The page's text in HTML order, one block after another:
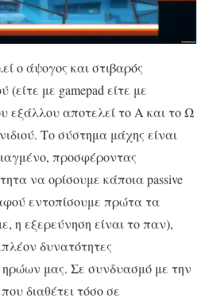
ο άψογος και στιβαρός
(είτε με gamepad είτε με
εξάλλου αποτελεί το Α και το Ω
Το σύστημα μάχης είναι
προσφέροντας
να ορίσουμε κάποια passive
εντοπίσουμε πρώτα τα
η εξερεύνηση είναι το παν),
δυνατότητες
μας. Σε συνδυασμό με την
διαθέτει τόσο σε